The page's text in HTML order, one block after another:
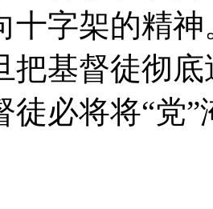
十字架的精
把基督徒彻
徒必将将“党”